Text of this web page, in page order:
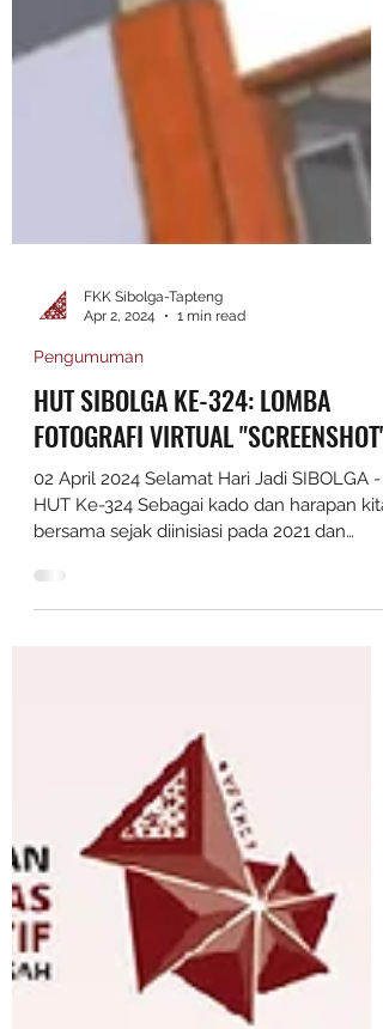
Apr 2, 2024
1 min read
Pengumuman
HUT SIBOLGA KE-324: LOMBA
FOTOGRAFI VIRTUAL "SCREENSHOT"
02 April 2024 Selamat Hari Jadi SIBOLGA -
bersama sejak diinisiasi pada 2021 dan